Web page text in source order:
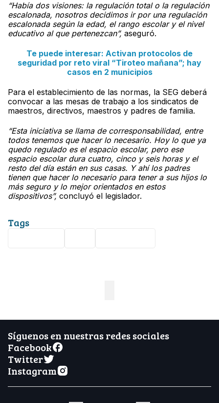
“Había dos visiones: la regulación total o la regulación
escalonada, nosotros decidimos ir por una regulación
escalonada según la edad, el rango escolar y el nivel
educativo al que pertenezcan”, aseguró.
Te puede interesar: Activan protocolos de
seguridad por reto viral “Tiroteo mañana”; hay
casos en 2 municipios
Para el establecimiento de las normas, la SEG deberá
convocar a las mesas de trabajo a los sindicatos de
maestros, directivos, maestros y padres de familia.
“Esta iniciativa se llama de corresponsabilidad, entre
todos tenemos que hacer lo necesario. Hoy lo que ya
quedo regulado es el espacio escolar, pero ese
espacio escolar dura cuatro, cinco y seis horas y el
resto del día están en sus casas. Y ahí los padres
tienen que hacer lo necesario para tener a sus hijos lo
más seguro y lo mejor orientados en estos
dispositivos”, concluyó el legislador.
Tags
Síguenos en nuestras redes sociales
Facebook
Twitter
Instagram